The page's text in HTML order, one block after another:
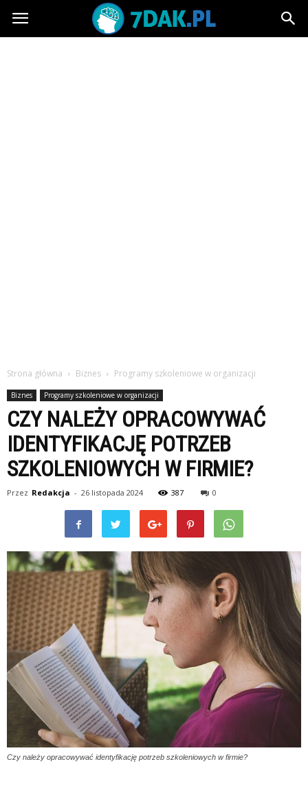
7dak.pl
Strona główna Biznes Programy szkoleniowe w organizacji
Biznes Programy szkoleniowe w organizacji
CZY NALEŻY OPRACOWYWAĆ
IDENTYFIKACJĘ POTRZEB
SZKOLENIOWYCH W FIRMIE?
Przez Redakcja - 26 listopada 2024 387 0
Czy należy opracowywać identyfikację potrzeb szkoleniowych w firmie?